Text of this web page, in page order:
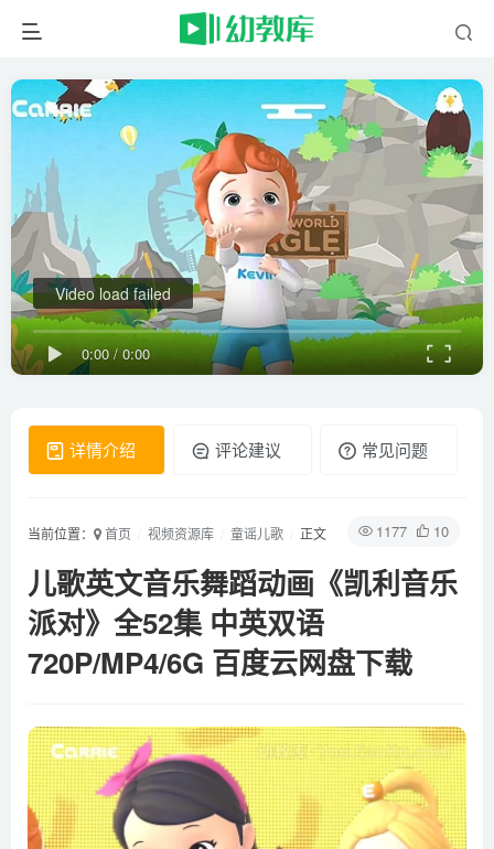
0:00/0:00
Video load failed
详情介绍 评论建议 常见问题
1177 10
当前位置： 首页 视频资源库 童谣儿歌 正文
儿歌英文音乐舞蹈动画《凯利音乐
派对》全52集 中英双语
720P/MP4/6G 百度云网盘下载